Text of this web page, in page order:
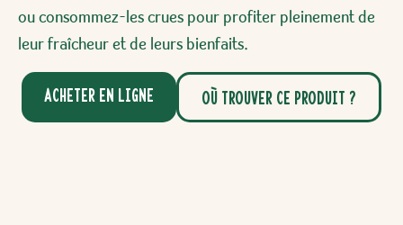
ou consommez-les crues pour profiter pleinement de
leur fraîcheur et de leurs bienfaits.
Acheter en ligne Où trouver ce produit ?